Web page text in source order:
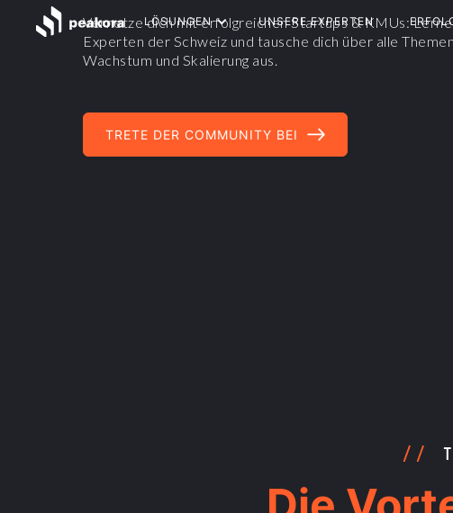
LÖSUNGEN UNSERE EXPERTEN
Vernetze dich mit erfolgreichen Startups & KMUs:
Experten der Schweiz und tausche dich über alle
Wachstum und Skalierung aus.
TRETE DER COMMUNITY BEI
//